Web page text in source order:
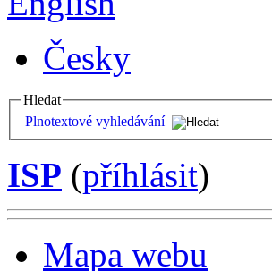
Česky
Hledat
Plnotextové vyhledávání
ISP (příhlásit)
Mapa webu